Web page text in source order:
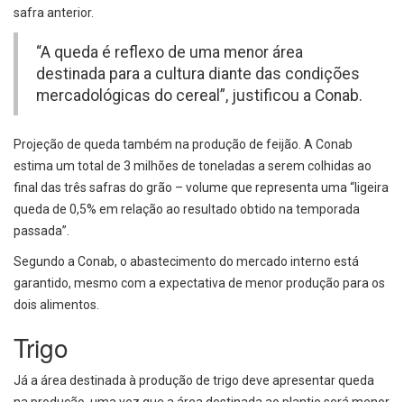
safra anterior.
“A queda é reflexo de uma menor área
destinada para a cultura diante das condições
mercadológicas do cereal”, justificou a Conab.
Projeção de queda também na produção de feijão. A Conab
estima um total de 3 milhões de toneladas a serem colhidas ao
final das três safras do grão – volume que representa uma “ligeira
queda de 0,5% em relação ao resultado obtido na temporada
passada”.
Segundo a Conab, o abastecimento do mercado interno está
garantido, mesmo com a expectativa de menor produção para os
dois alimentos.
Trigo
Já a área destinada à produção de trigo deve apresentar queda